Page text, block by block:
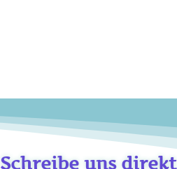
Schreibe uns direkt